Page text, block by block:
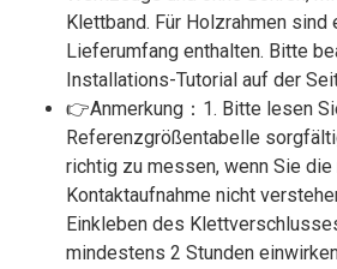
Klettband. Für Holzrahmen sind
Lieferumfang enthalten. Bitte
Installations-Tutorial auf der
👉Anmerkung：1. Bitte lesen
Referenzgrößentabelle
richtig zu messen, wenn Sie
Kontaktaufnahme nicht
Einkleben des
mindestens 2 Stunden